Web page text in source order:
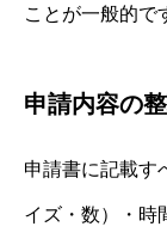
ことが一般的で
申請内容の
申請書に記載す
イズ・数）・時